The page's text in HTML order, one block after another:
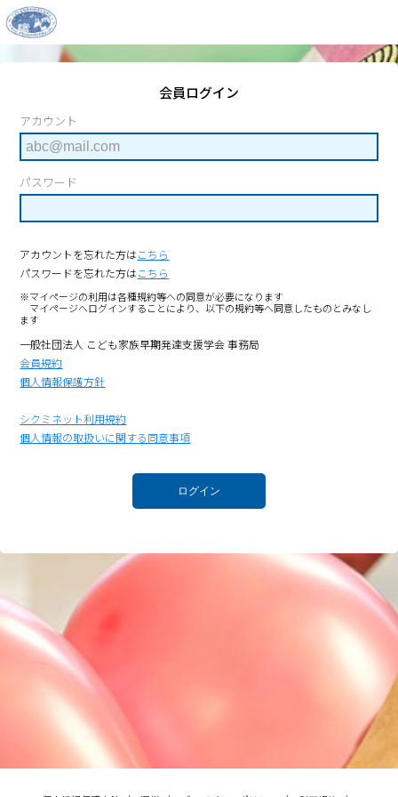
会員ログイン
アカウント
パスワード
アカウントを忘れた方はこちら
パスワードを忘れた方はこちら
※マイページの利用は各種規約等への同意が必要になります
マイページへログインすることにより、以下の規約等へ同意したものとみなし
ます
⼀般社団法⼈ こども家族早期発達⽀援学会 事務局
会員規約
個人情報保護方針
シクミネット利用規約
個人情報の取扱いに関する同意事項
ログイン